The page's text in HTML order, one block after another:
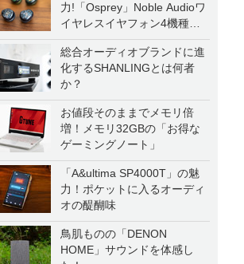
力!「Osprey」Noble Audioワ
イヤレスイヤフォン4機種を
一気に聴く
総合オーディオブランドに進
化するSHANLINGとは何者
か？
お値段そのままでメモリ倍
増！メモリ32GBの「お得な
ゲーミングノート」
「A&ultima SP4000T」の魅
力！ポケットに入るオーディ
オの醍醐味
鳥肌ものの「DENON
HOME」サウンドを体感し